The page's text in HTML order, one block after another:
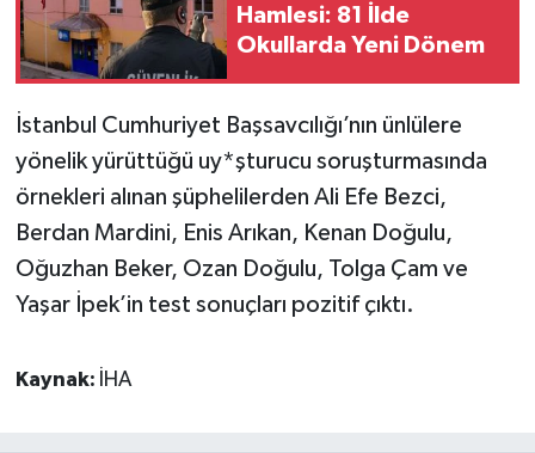
Hamlesi: 81 İlde
Okullarda Yeni Dönem
İstanbul Cumhuriyet Başsavcılığı’nın ünlülere
yönelik yürüttüğü uy*şturucu soruşturmasında
örnekleri alınan şüphelilerden Ali Efe Bezci,
Berdan Mardini, Enis Arıkan, Kenan Doğulu,
Oğuzhan Beker, Ozan Doğulu, Tolga Çam ve
Yaşar İpek’in test sonuçları pozitif çıktı.
Kaynak: İHA